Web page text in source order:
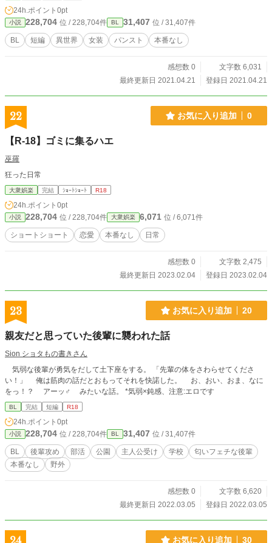
24h.ポイント 0pt
小説 228,704 位 / 228,704件 BL 31,407 位 / 31,407件
BL 短編 異世界 女装 パンスト 本番なし
感想数 0
文字数 6,031
最終更新日 2021.04.21
登録日 2021.04.21
22 お気に入り追加 0
【R-18】ゴミに集るハエ
巫羅
狂った日常
大衆娯楽 完結 ｼｮｰﾄｼｮｰﾄ R18
24h.ポイント 0pt
小説 228,704 位 / 228,704件 大衆娯楽 6,071 位 / 6,071件
ショートショート 恋愛 本番なし 日常
感想数 0
文字数 2,475
最終更新日 2023.02.04
登録日 2023.02.04
23 お気に入り追加 20
親友だと思っていた後輩に襲われた話
Sion ショタもの書きさん
気弱な後輩が勇気をだして土下座をする。 「先輩の体をさわらせてくださ
い！」 俺は筋肉の話だとおもってそれを快諾した。 お、おい、おま、なに
をっ！？ アーッ♂ みたいな話。 *気弱×鈍感、注意:エロです
BL 完結 短編 R18
24h.ポイント 0pt
小説 228,704 位 / 228,704件 BL 31,407 位 / 31,407件
BL 後輩攻め 部活 公園 主人公受け 学校
匂いフェチな後輩
本番なし
野外
感想数 0
文字数 6,620
最終更新日 2022.03.05
登録日 2022.03.05
24 お気に入り追加 30